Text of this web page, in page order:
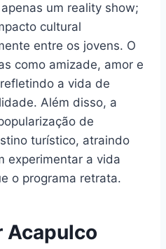
um reality show;
cultural
entre os jovens. O
como amizade, amor e
a vida de
Além disso, a
de
turístico, atraindo
experimentar a vida
o programa retrata.
Acapulco